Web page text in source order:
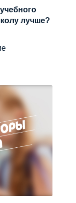
лучше?